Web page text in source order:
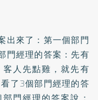
出來了：第一個部門
門經理的答案：先有
人先點雞，就先有
了3個部門經理的答